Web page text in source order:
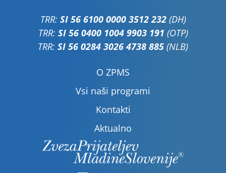
TRR: SI 56 6100 0000 3512 232(DH)
TRR: SI 56 0400 1004 9903 191 (OTP)
TRR: SI 56 0284 3026 4738 885 (NLB)
O ZPMS
Vsi naši programi
Kontakti
Aktualno